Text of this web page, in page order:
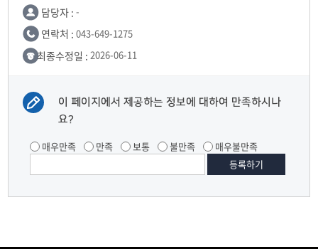
담당자 : -
연락처 : 043-649-1275
최종수정일 : 2026-06-11
이 페이지에서 제공하는 정보에 대하여 만족하시나
요?
매우만족 만족 보통 불만족 매우불만족